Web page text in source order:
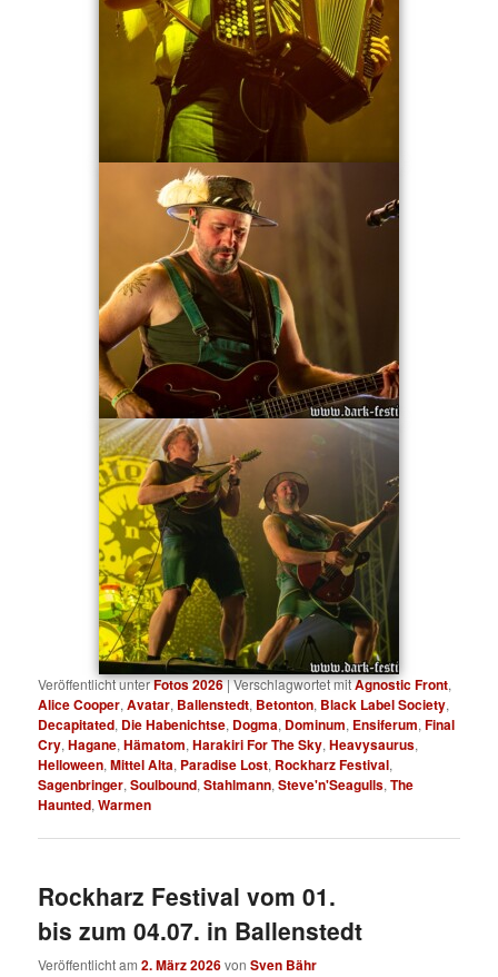
Veröffentlicht unterFotos 2026|Verschlagwortet mitAgnostic Front,
Alice Cooper,Avatar, Ballenstedt, Betonton, Black Label Society,
Decapitated, Die Habenichtse, Dogma, Dominum, Ensiferum,Final
Cry,Hagane,Hämatom,Harakiri For The Sky,Heavysaurus,
Helloween,Mittel Alta, Paradise Lost, Rockharz Festival,
Sagenbringer,Soulbound,Stahlmann,Steve'n'Seagulls,The
Haunted,Warmen
Rockharz Festival vom 01.
bis zum 04.07. in Ballenstedt
Veröffentlicht am2. März 2026vonSven Bähr